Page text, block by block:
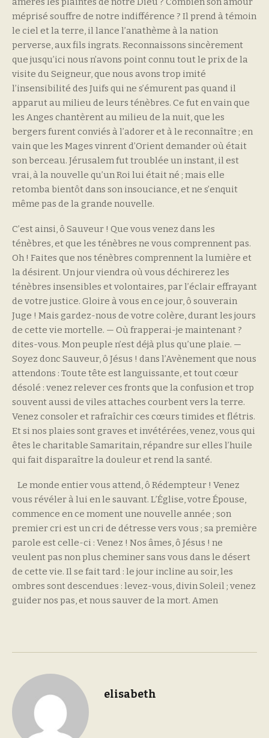
méprisé souffre de notre indifférence ? Il prend à témoin
le ciel et la terre, il lance l’anathème à la nation
perverse, aux fils ingrats. Reconnaissons sincèrement
que jusqu’ici nous n’avons point connu tout le prix de la
visite du Seigneur, que nous avons trop imité
l’insensibilité des Juifs qui ne s’émurent pas quand il
apparut au milieu de leurs ténèbres. Ce fut en vain que
les Anges chantèrent au milieu de la nuit, que les
bergers furent conviés à l’adorer et à le reconnaître ; en
vain que les Mages vinrent d’Orient demander où était
son berceau. Jérusalem fut troublée un instant, il est
vrai, à la nouvelle qu’un Roi lui était né ; mais elle
retomba bientôt dans son insouciance, et ne s’enquit
même pas de la grande nouvelle.
C’est ainsi, ô Sauveur ! Que vous venez dans les
ténèbres, et que les ténèbres ne vous comprennent pas.
Oh ! Faites que nos ténèbres comprennent la lumière et
la désirent. Un jour viendra où vous déchirerez les
ténèbres insensibles et volontaires, par l’éclair effrayant
de votre justice. Gloire à vous en ce jour, ô souverain
Juge ! Mais gardez-nous de votre colère, durant les jours
de cette vie mortelle. — Où frapperai-je maintenant ?
dites-vous. Mon peuple n’est déjà plus qu’une plaie. —
Soyez donc Sauveur, ô Jésus ! dans l’Avènement que nous
attendons : Toute tête est languissante, et tout cœur
désolé : venez relever ces fronts que la confusion et trop
souvent aussi de viles attaches courbent vers la terre.
Venez consoler et rafraîchir ces cœurs timides et flétris.
Et si nos plaies sont graves et invétérées, venez, vous qui
êtes le charitable Samaritain, répandre sur elles l’huile
qui fait disparaître la douleur et rend la santé.
Le monde entier vous attend, ô Rédempteur ! Venez
vous révéler à lui en le sauvant. L’Église, votre Épouse,
commence en ce moment une nouvelle année ; son
premier cri est un cri de détresse vers vous ; sa première
parole est celle-ci : Venez ! Nos âmes, ô Jésus ! ne
veulent pas non plus cheminer sans vous dans le désert
de cette vie. Il se fait tard : le jour incline au soir, les
ombres sont descendues : levez-vous, divin Soleil ; venez
guider nos pas, et nous sauver de la mort. Amen
elisabeth